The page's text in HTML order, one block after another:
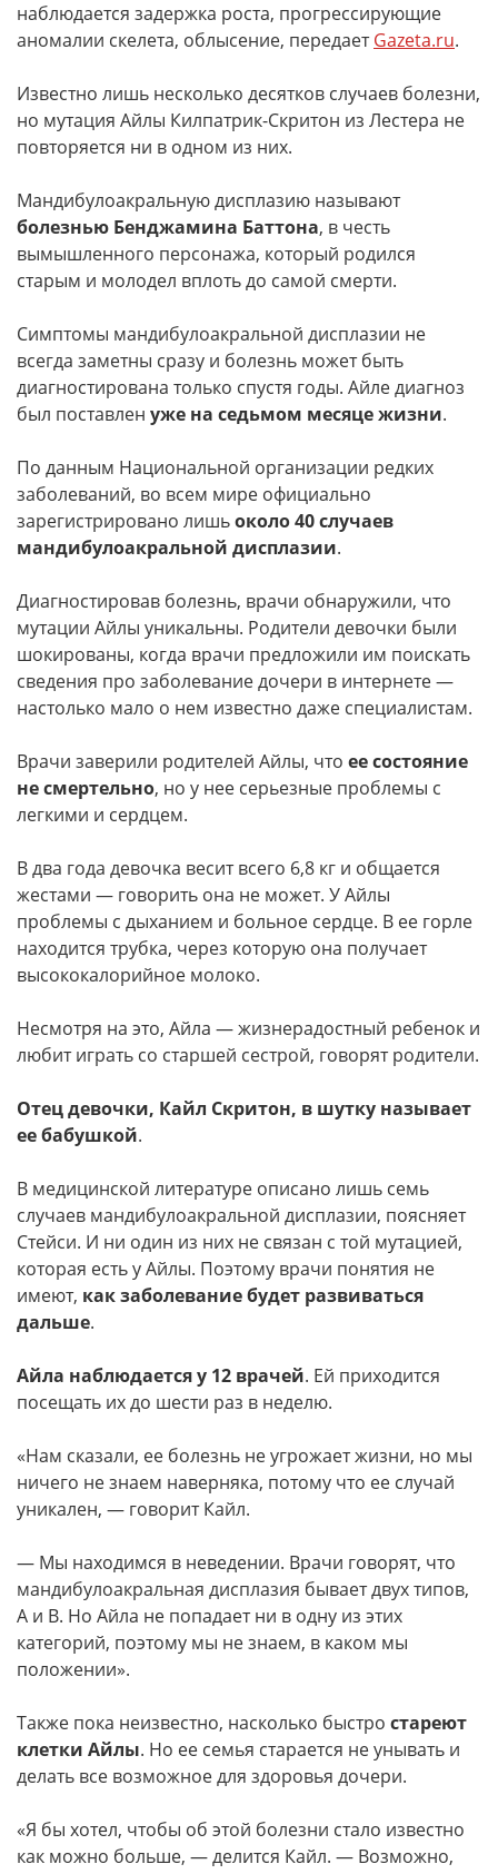
наблюдается задержка роста, прогрессирующие
аномалии скелета, облысение, передаетGazeta.ru.
Известно лишь несколько десятков случаев болезни,
но мутация Айлы Килпатрик-Скритон из Лестера не
повторяется ни в одном из них.
Мандибулоакральную дисплазию называют
болезнью Бенджамина Баттона, в честь
вымышленного персонажа, который родился
старым и молодел вплоть до самой смерти.
Симптомы мандибулоакральной дисплазии не
всегда заметны сразу и болезнь может быть
диагностирована только спустя годы. Айле диагноз
был поставлен уже на седьмом месяце жизни.
По данным Национальной организации редких
заболеваний, во всем мире официально
зарегистрировано лишьоколо 40 случаев
мандибулоакральной дисплазии.
Диагностировав болезнь, врачи обнаружили, что
мутации Айлы уникальны. Родители девочки были
шокированы, когда врачи предложили им поискать
сведения про заболевание дочери в интернете —
настолько мало о нем известно даже специалистам.
Врачи заверили родителей Айлы, что ее состояние
не смертельно, но у нее серьезные проблемы с
легкими и сердцем.
В два года девочка весит всего 6,8 кг и общается
жестами — говорить она не может. У Айлы
проблемы с дыханием и больное сердце. В ее горле
находится трубка, через которую она получает
высококалорийное молоко.
Несмотря на это, Айла — жизнерадостный ребенок и
любит играть со старшей сестрой, говорят родители.
Отец девочки, Кайл Скритон, в шутку называет
ее бабушкой.
В медицинской литературе описано лишь семь
случаев мандибулоакральной дисплазии, поясняет
Стейси. И ни один из них не связан с той мутацией,
которая есть у Айлы. Поэтому врачи понятия не
имеют, как заболевание будет развиваться
дальше.
Айла наблюдается у 12 врачей. Ей приходится
посещать их до шести раз в неделю.
«Нам сказали, ее болезнь не угрожает жизни, но мы
ничего не знаем наверняка, потому что ее случай
уникален, — говорит Кайл.
— Мы находимся в неведении. Врачи говорят, что
мандибулоакральная дисплазия бывает двух типов,
А и В. Но Айла не попадает ни в одну из этих
категорий, поэтому мы не знаем, в каком мы
положении».
Также пока неизвестно, насколько быстро стареют
клетки Айлы. Но ее семья старается не унывать и
делать все возможное для здоровья дочери.
«Я бы хотел, чтобы об этой болезни стало известно
как можно больше, — делится Кайл. — Возможно,